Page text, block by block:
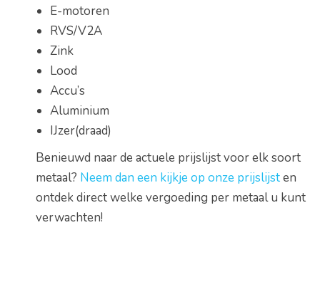
E-motoren
RVS/V2A
Zink
Lood
Accu’s
Aluminium
IJzer(draad)
Benieuwd naar de actuele prijslijst voor elk soort
metaal? Neem dan een kijkje op onze prijslijsten
ontdek direct welke vergoeding per metaal u kunt
verwachten!